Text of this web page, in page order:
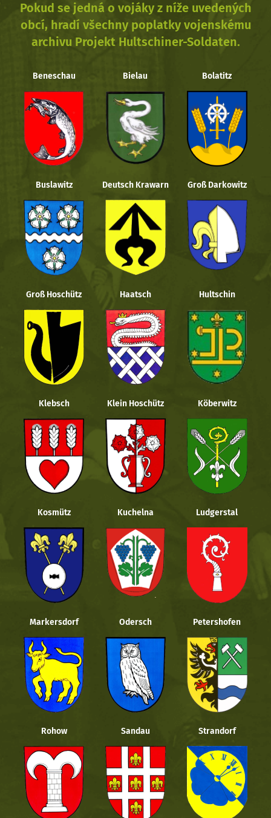
Pokud se jedná o vojáky z níže uvedených
obcí, hradí všechny poplatky vojenskému
archivu Projekt Hultschiner-Soldaten.
Beneschau Bielau Bolatitz
Buslawitz Deutsch Krawarn Groß Darkowitz
Groß Hoschütz Haatsch Hultschin
Klebsch Klein Hoschütz Köberwitz
Kosmütz Kuchelna Ludgerstal
Markersdorf Odersch Petershofen
Rohow Sandau Strandorf